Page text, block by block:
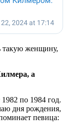
такую женщину,
а
по 1984 год.
дня рождения,
певица: